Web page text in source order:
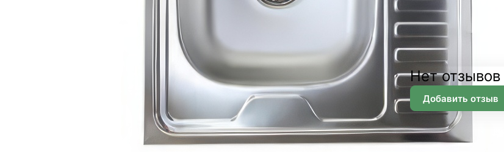
Доставка
Нет отзывов
Добавить отзыв